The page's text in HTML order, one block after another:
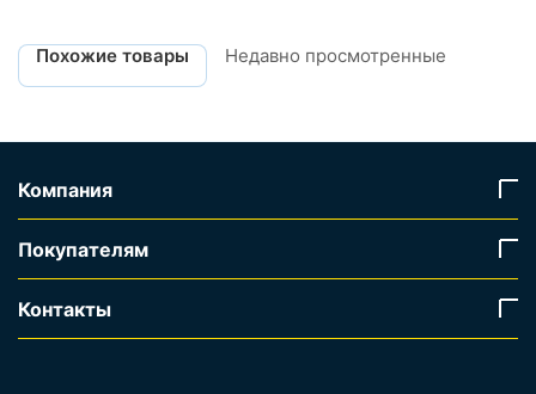
Похожие товары Недавно просмотренные
Компания
Покупателям
Контакты